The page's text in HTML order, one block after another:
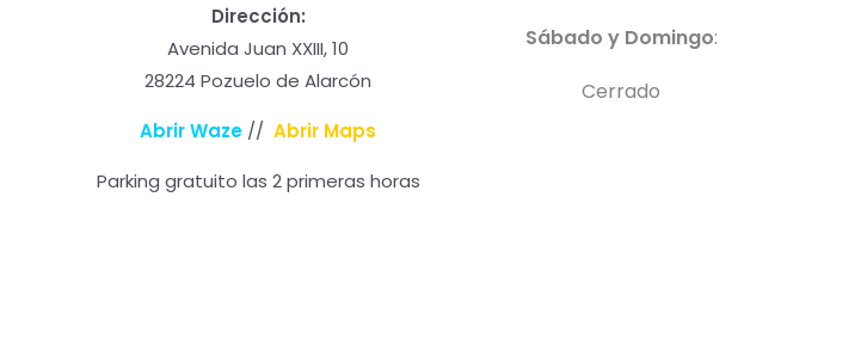
Dirección:
Avenida Juan XXIII, 10
28224 Pozuelo de Alarcón
Abrir Waze //Abrir Maps
Parking gratuito las 2 primeras horas
Sábado y Domingo:
Cerrado